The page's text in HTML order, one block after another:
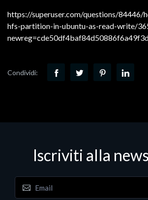
https://superuser.com/questions/84446/
hfs-partition-in-ubuntu-as-read-write/
Condividi:
Iscriviti alla